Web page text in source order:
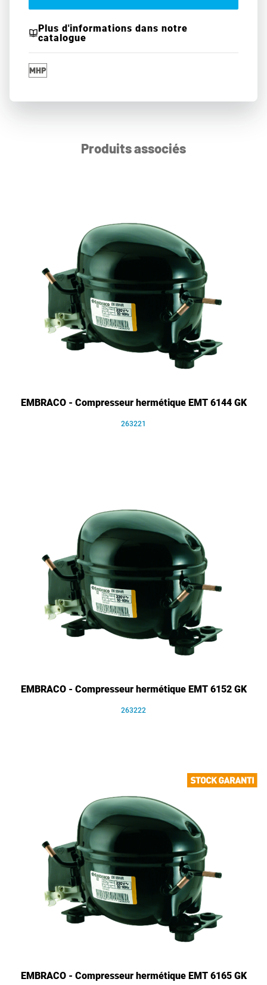
Plus d'informations dans notre
catalogue
Produits associés
EMBRACO - Compresseur hermétique EMT 6144 GK
263221
EMBRACO - Compresseur hermétique EMT 6152 GK
263222
EMBRACO - Compresseur hermétique EMT 6165 GK